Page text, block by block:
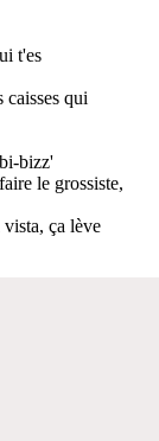
t'es
caisses qui
bizz'
le grossiste,
ça lève